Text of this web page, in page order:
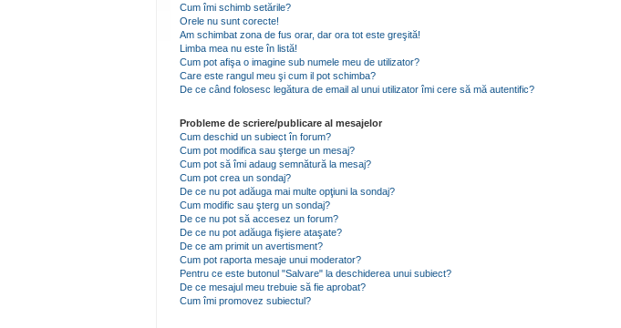
Cum îmi schimb setările?
Orele nu sunt corecte!
Am schimbat zona de fus orar, dar ora tot este greşită!
Limba mea nu este în listă!
Cum pot afişa o imagine sub numele meu de utilizator?
Care este rangul meu şi cum il pot schimba?
De ce când folosesc legătura de email al unui utilizator îmi cere să mă autentific?
Probleme de scriere/publicare al mesajelor
Cum deschid un subiect în forum?
Cum pot modifica sau şterge un mesaj?
Cum pot să îmi adaug semnătură la mesaj?
Cum pot crea un sondaj?
De ce nu pot adăuga mai multe opţiuni la sondaj?
Cum modific sau şterg un sondaj?
De ce nu pot să accesez un forum?
De ce nu pot adăuga fişiere ataşate?
De ce am primit un avertisment?
Cum pot raporta mesaje unui moderator?
Pentru ce este butonul "Salvare" la deschiderea unui subiect?
De ce mesajul meu trebuie să fie aprobat?
Cum îmi promovez subiectul?